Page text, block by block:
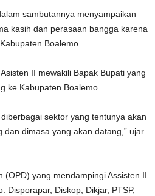
sambutannya menyampaikan
kasih dan perasaan bangga karena
Boalemo.
II mewakili Bapak Bupati yang
ke Kabupaten Boalemo.
sektor yang tentunya akan
dan dimasa yang akan datang,” ujar
(OPD) yang mendampingi Assisten II
Disporapar, Diskop, Dikjar, PTSP,